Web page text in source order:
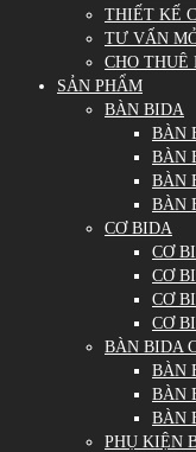
THIẾT KẾ
TƯ VẤN
CHO THUÊ
SẢN PHẨM
BÀN BIDA
BÀN
BÀN
BÀN
BÀN
CƠ BIDA
CƠ
CƠ
CƠ
CƠ
BÀN BIDA
BÀN
BÀN
BÀN
PHỤ KIỆN